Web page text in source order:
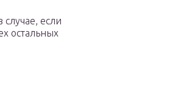
если
остальных